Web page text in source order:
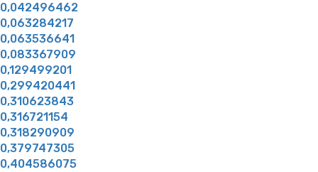
0,042496462
0,063284217
0,063536641
0,083367909
0,129499201
0,299420441
0,310623843
0,316721154
0,318290909
0,379747305
0,404586075